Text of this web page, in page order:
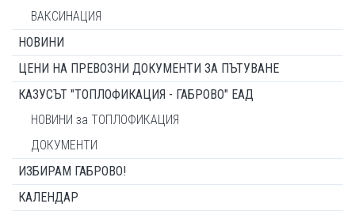
ВАКСИНАЦИЯ
НОВИНИ
ЦЕНИ НА ПРЕВОЗНИ ДОКУМЕНТИ ЗА ПЪТУВАНЕ
КАЗУСЪТ "ТОПЛОФИКАЦИЯ - ГАБРОВО" ЕАД
НОВИНИ за ТОПЛОФИКАЦИЯ
ДОКУМЕНТИ
ИЗБИРАМ ГАБРОВО!
КАЛЕНДАР